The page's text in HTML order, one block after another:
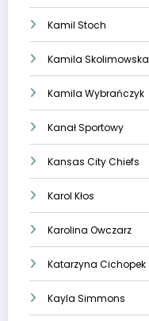
Kamil Stoch
Kamila Skolimowska
Kamila Wybrańczyk
Kanał Sportowy
Kansas City Chiefs
Karol Kłos
Karolina Owczarz
Katarzyna Cichopek
Kayla Simmons